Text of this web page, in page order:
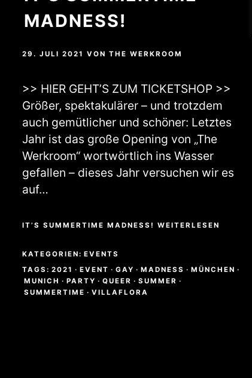
MADNESS!
29. JULI 2021 VONTHE WERKROOM
>> HIER GEHT’S ZUM TICKETSHOP >>
Größer, spektakulärer – und trotzdem
auch gemütlicher und schöner: Letztes
Jahr ist das große Opening von „The
Werkroom“ wortwörtlich ins Wasser
gefallen – dieses Jahr versuchen wir es
auf…
IT’S SUMMERTIME MADNESS! WEITERLESEN
KATEGORIEN: EVENTS
TAGS: 2021 · EVENT · GAY · MADNESS · MÜNCHEN ·
MUNICH · PARTY · QUEER · SUMMER ·
SUMMERTIME · VILLAFLORA